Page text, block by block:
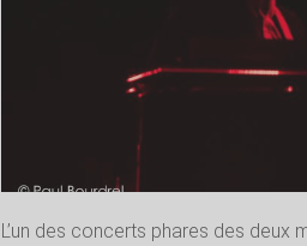
L’un des concerts phares des deux